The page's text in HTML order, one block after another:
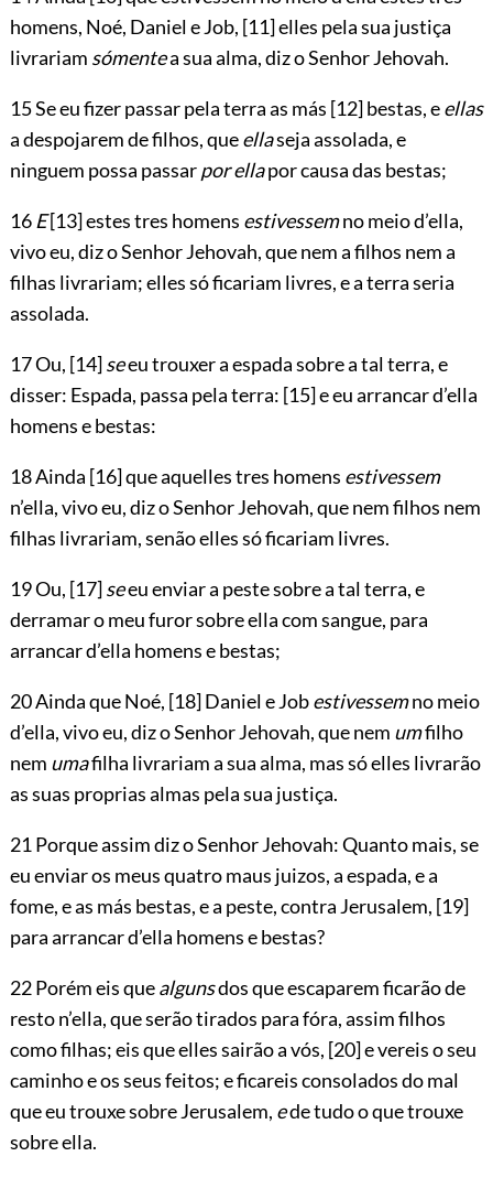
homens, Noé, Daniel e Job, [11]elles pela sua justiça
livrariam sómentea sua alma, diz o SenhorJehovah.
15 Se eu fizer passar pela terra as más [12]bestas, eellas
a despojarem de filhos, queellaseja assolada, e
ninguem possa passarpor ellapor causa das bestas;
16 E[13]estes tres homens estivessemno meio d’ella,
vivo eu, diz o SenhorJehovah, que nem a filhos nem a
filhas livrariam; elles só ficariam livres, e a terra seria
assolada.
17 Ou, [14]seeu trouxer a espada sobre a tal terra, e
disser: Espada, passa pela terra: [15]e eu arrancar d’ella
homens e bestas:
18 Ainda [16]que aquelles tres homens estivessem
n’ella, vivo eu, diz o SenhorJehovah, que nem filhos nem
filhas livrariam, senão elles só ficariam livres.
19 Ou, [17]seeu enviar a peste sobre a tal terra, e
derramar o meu furor sobre ella com sangue, para
arrancar d’ella homens e bestas;
20 Ainda que Noé, [18]Daniel e Jobestivessemno meio
d’ella, vivo eu, diz o SenhorJehovah, que nem umfilho
nem umafilha livrariam a sua alma, mas só elles livrarão
as suas proprias almas pela sua justiça.
21 Porque assim diz o SenhorJehovah: Quanto mais, se
eu enviar os meus quatro maus juizos, a espada, e a
fome, e as más bestas, e a peste, contra Jerusalem, [19]
para arrancar d’ella homens e bestas?
22 Porém eis quealgunsdos que escaparem ficarão de
resto n’ella, que serão tirados para fóra, assim filhos
como filhas; eis que elles sairão a vós, [20]e vereis o seu
caminho e os seus feitos; e ficareis consolados do mal
que eu trouxe sobre Jerusalem, ede tudo o que trouxe
sobre ella.